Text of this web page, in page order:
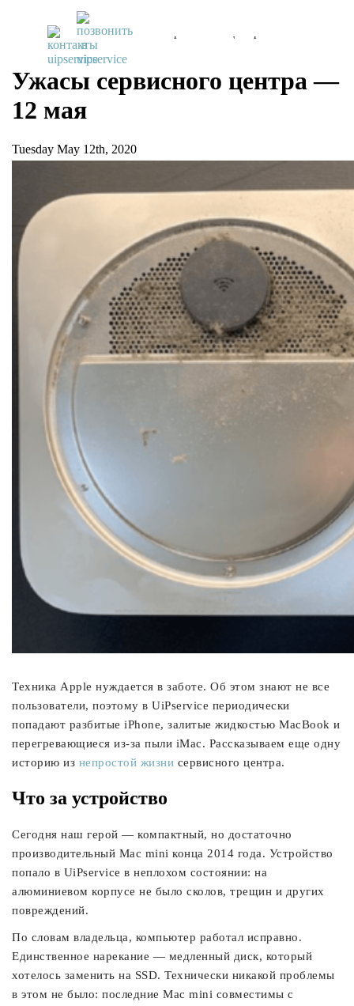
UiPservice »Блог»Ужасы сервисного центра — 12 мая
Ужасы сервисного центра —
12 мая
Tuesday May 12th, 2020
Техника Apple нуждается в заботе. Об этом знают не все
пользователи, поэтому в UiPservice периодически
попадают разбитые iPhone, залитые жидкостью MacBook и
перегревающиеся из-за пыли iMac. Рассказываем еще одну
историю из непростой жизни сервисного центра.
Что за устройство
Сегодня наш герой — компактный, но достаточно
производительный Mac mini конца 2014 года. Устройство
попало в UiPservice в неплохом состоянии: на
алюминиевом корпусе не было сколов, трещин и других
повреждений.
По словам владельца, компьютер работал исправно.
Единственное нарекание — медленный диск, который
хотелось заменить на SSD. Технически никакой проблемы
в этом не было: последние Mac mini совместимы с